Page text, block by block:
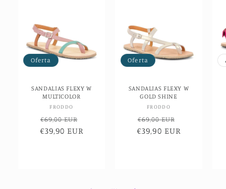
Oferta
SANDALIAS FLEXY W
MULTICOLOR
Proveedor:
FRODDO
Precio
habitual
€69,00 EUR
de
€39,90 EUR
Oferta
SANDALIAS FLEXY W
GOLD SHINE
Proveedor:
FRODDO
Precio
habitual
€69,00 EUR
de
€39,90 EUR